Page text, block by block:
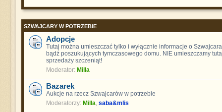
SZWAJCARY W POTRZEBIE
Adopcje
Tutaj można umieszczać tylko i wyłącznie informacje o
bądź poszukujących tymczasowego domu. NIE umieszczamy
sprzedaży szczeniąt!
Moderator: Milla
Bazarek
Aukcje na rzecz Szwajcarów w potrzebie
Moderatorzy: Milla saba&mlis